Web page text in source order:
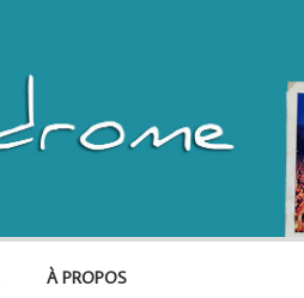
À PROPOS